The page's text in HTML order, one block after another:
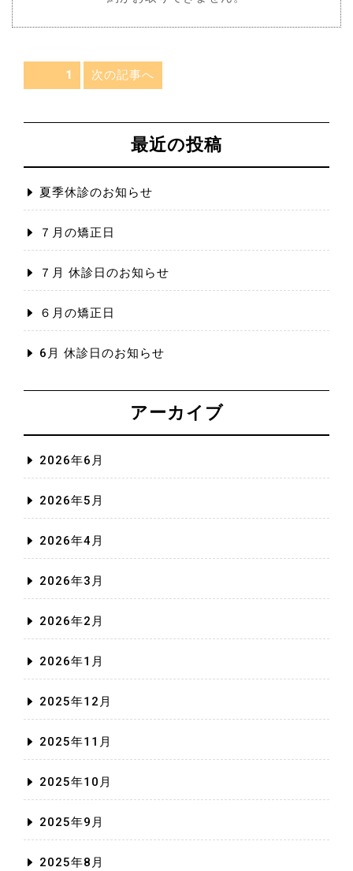
ゲ
ョ
ン
1 次の記事へ
最近の投稿
夏季休診のお知らせ
７月の矯正日
７月 休診日のお知らせ
６月の矯正日
6月 休診日のお知らせ
アーカイブ
2026年6月
2026年5月
2026年4月
2026年3月
2026年2月
2026年1月
2025年12月
2025年11月
2025年10月
2025年9月
2025年8月